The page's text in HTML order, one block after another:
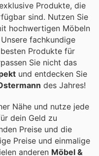
Produkte, die
sind. Nutzen Sie
hochwertigen Möbeln
fachkundige
Produkte für
Sie nicht das
und entdecken Sie
des Jahres!
Nähe und nutze jede
dein Geld zu
Preise und die
Preise und einmalige
anderen Möbel &